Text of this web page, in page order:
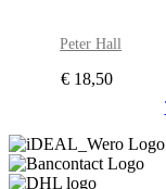
Peter Hall
€ 18,50